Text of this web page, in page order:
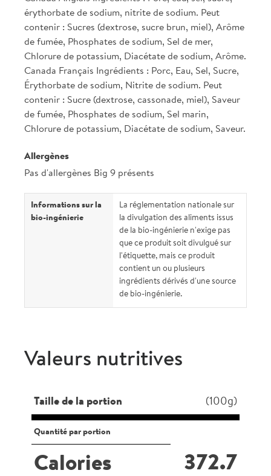
érythorbate de sodium, nitrite de sodium. Peut
contenir : Sucres (dextrose, sucre brun, miel), Arôme
de fumée, Phosphates de sodium, Sel de mer,
Chlorure de potassium, Diacétate de sodium, Arôme.
Canada Français Ingrédients : Porc, Eau, Sel, Sucre,
Érythorbate de sodium, Nitrite de sodium. Peut
contenir : Sucre (dextrose, cassonade, miel), Saveur
de fumée, Phosphates de sodium, Sel marin,
Chlorure de potassium, Diacétate de sodium, Saveur.
Allergènes
Pas d'allergènes Big 9 présents
Informations sur la
bio-ingénierie
La réglementation nationale sur
la divulgation des aliments issus
de la bio-ingénierie n'exige pas
que ce produit soit divulgué sur
l'étiquette, mais ce produit
contient un ou plusieurs
ingrédients dérivés d'une source
de bio-ingénierie.
Valeurs nutritives
Taille de la portion (100g)
Quantité par portion
Calories 372.7